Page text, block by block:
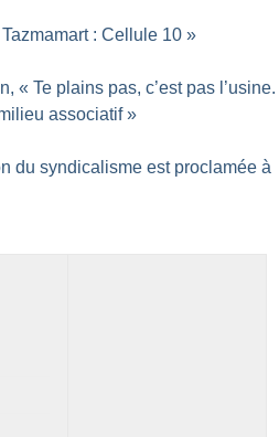
Tazmamart : Cellule 10 »
« Te plains pas, c’est pas l’usine.
associatif »
du syndicalisme est proclamée à